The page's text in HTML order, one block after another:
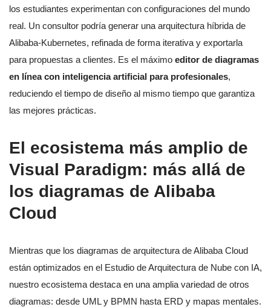
los estudiantes experimentan con configuraciones del mundo
real. Un consultor podría generar una arquitectura híbrida de
Alibaba-Kubernetes, refinada de forma iterativa y exportarla
para propuestas a clientes. Es el máximo editor de diagramas
en línea con inteligencia artificial para profesionales,
reduciendo el tiempo de diseño al mismo tiempo que garantiza
las mejores prácticas.
El ecosistema más amplio de
Visual Paradigm: más allá de
los diagramas de Alibaba
Cloud
Mientras que los diagramas de arquitectura de Alibaba Cloud
están optimizados en el Estudio de Arquitectura de Nube con IA,
nuestro ecosistema destaca en una amplia variedad de otros
diagramas: desde UML y BPMN hasta ERD y mapas mentales.